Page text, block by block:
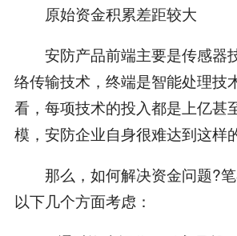
原始资金积累差距较大
安防产品前端主要是传感器
络传输技术，终端是智能处理技
看，每项技术的投入都是上亿甚
模，安防企业自身很难达到这样
那么，如何解决资金问题?笔
以下几个方面考虑：